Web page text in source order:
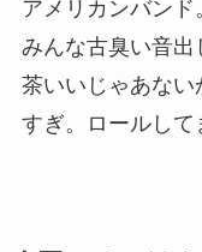
アメリカンバン
みんな古臭い音
茶いいじゃあない
すぎ。ロールして